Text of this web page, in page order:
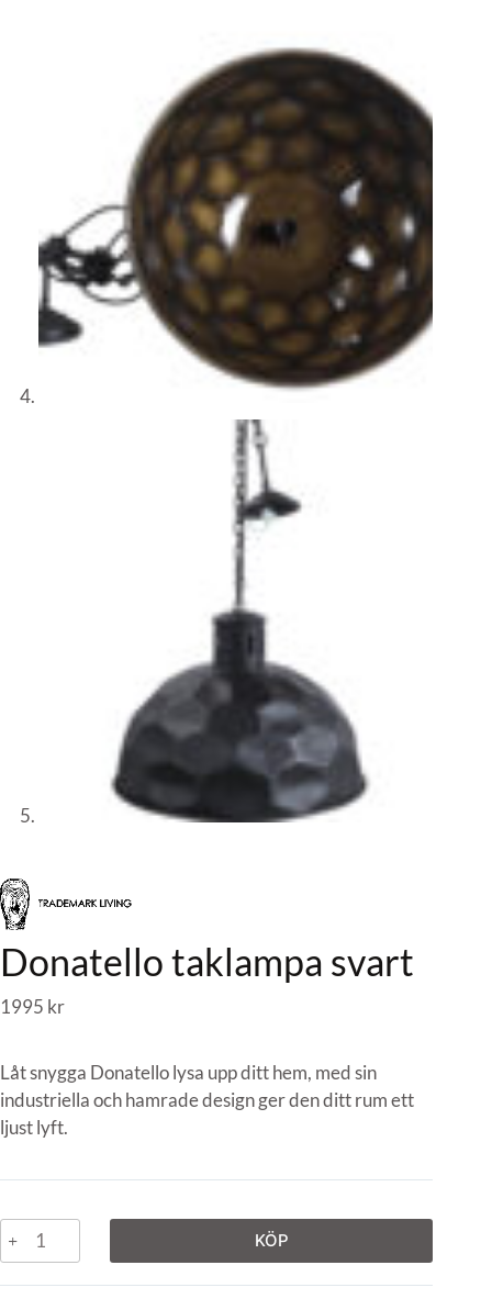
Donatello taklampa svart
1995 kr
Låt snygga Donatello lysa upp ditt hem, med sin
industriella och hamrade design ger den ditt rum ett
ljust lyft.
KÖP